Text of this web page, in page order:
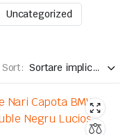
Uncategorized
Sort: